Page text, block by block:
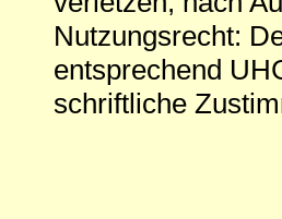
Nutzungsrecht:
entsprechend
schriftliche